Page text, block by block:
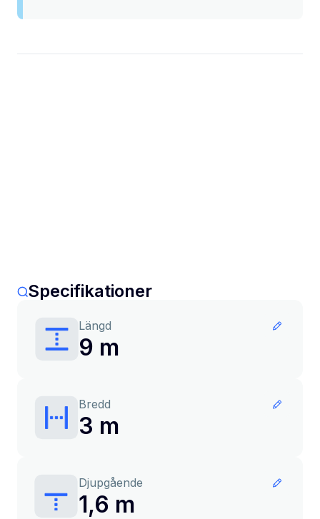
Specifikationer
Längd
9 m
Bredd
3 m
Djupgående
1,6 m